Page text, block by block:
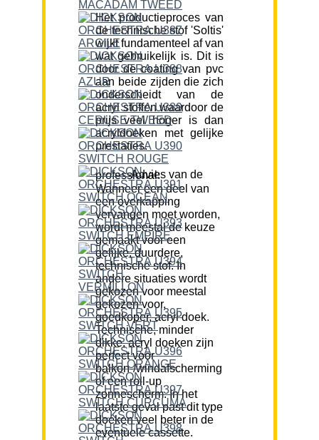
Het productieproces van
de technische stof 'Soltis'
wijkt fundamenteel af van
wat gebruikelijk is. Dit is
door de coating van pvc
aan beide zijden die zich
onderscheidt van de
acryl stoffen waardoor de
prijs veel hoger is dan
acryldoeken met gelijke
prestaties.
Advies van de professional:
Wanneer een deel van
een overkapping
vervangen moet worden,
wordt meestal de keuze
gemaakt voor een
gelijke, duurdere,
technische stof. In
andere situaties wordt
gekozen voor meestal
gekozen voor,
goedkoper, acryl doek.
Technische, minder
dikke, acryl doeken zijn
perfect voor
balkon-/windafscherming
of een roll-up
zonnescherm. In het
laatste geval past dit type
doeken veel beter in de
eventuele cassette.